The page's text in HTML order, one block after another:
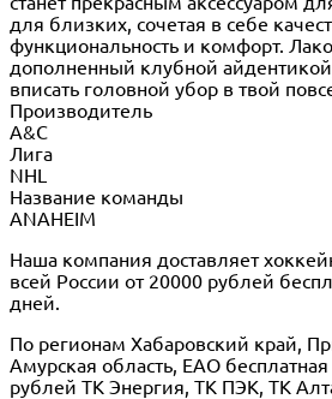
для близких, сочетая в себе
функциональность и комфорт.
дополненный клубной
вписать головной убор в твой
Производитель
A&C
Лига
NHL
Название команды
ANAHEIM
Наша компания доставляет
всей России от 20000 рублей
дней.
По регионам Хабаровский край,
Амурская область, ЕАО бесплатная
рублей ТК Энергия, ТК ПЭК, ТК